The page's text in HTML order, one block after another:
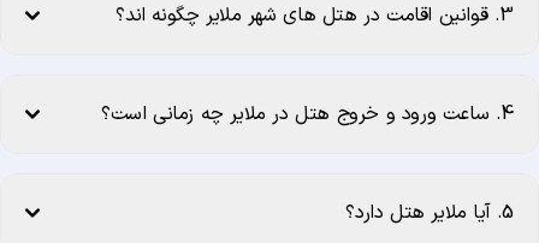
3. قوانین اقامت در هتل های شهر ملایر چگونه اند؟
4. ساعت ورود و خروج هتل در ملایر چه زمانی است؟
5. آیا ملایر هتل دارد؟